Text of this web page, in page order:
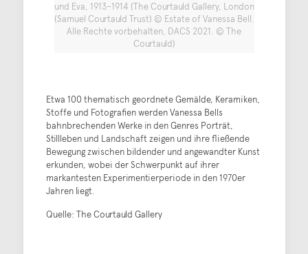
und Eva, 1913–1914 (The Courtauld Gallery, London
(Samuel Courtauld Trust) © Estate of Vanessa Bell.
Alle Rechte vorbehalten, DACS 2021. © The
Courtauld)
Etwa 100 thematisch geordnete Gemälde, Keramiken,
Stoffe und Fotografien werden Vanessa Bells
bahnbrechenden Werke in den Genres Porträt,
Stillleben und Landschaft zeigen und ihre fließende
Bewegung zwischen bildender und angewandter Kunst
erkunden, wobei der Schwerpunkt auf ihrer
markantesten Experimentierperiode in den 1970er
Jahren liegt.
Quelle: The Courtauld Gallery